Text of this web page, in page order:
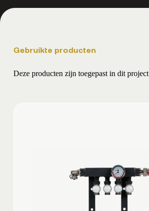
Gebruikte producten
Deze producten zijn toegepast in dit project